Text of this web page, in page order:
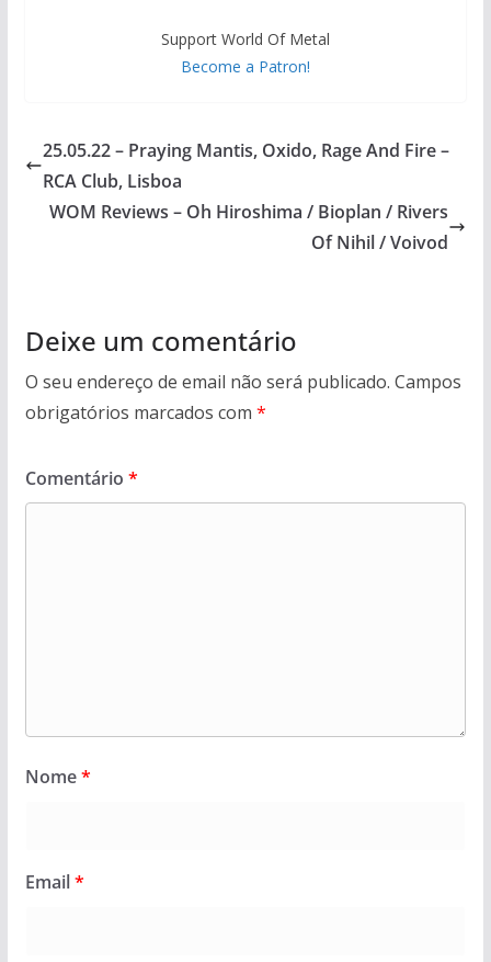
Support World Of Metal
Become a Patron!
25.05.22 – Praying Mantis, Oxido, Rage And Fire –
RCA Club, Lisboa
WOM Reviews – Oh Hiroshima / Bioplan / Rivers
Of Nihil / Voivod
Deixe um comentário
O seu endereço de email não será publicado. Campos
obrigatórios marcados com *
Comentário *
Nome*
Email*